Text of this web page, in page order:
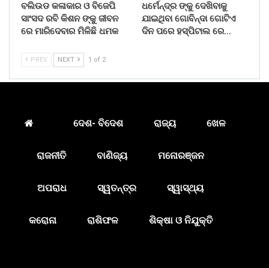
ବଲିଉଡ କଳାକାର ଓ ବିଜେପି
ସାଂସଦ ରବି କିଶନ ଙ୍କୁ ଜୀବନ
ରେ ମାରିଦେବାର ମିଳିଛି ଧମକ
ଧର୍ମେନ୍ଦ୍ର ଙ୍କୁ ଦେଖିବାକୁ
ଯାଇଥିବା ଗୋବିନ୍ଦା ଗୋଟିଏ
ଦିନ ପରେ ହସ୍ପିଟାଲ ରେ…
PREV NEXT 1 of 2
ଦେଶ- ବିଦେଶ ରାଜ୍ୟ ଖେଳ
ରାଜନୀତି ବାଣିଜ୍ୟ ମନୋରଞ୍ଜନ
ଅପରାଧ ସ୍ୱତନ୍ତ୍ର ସ୍ୱାସ୍ଥ୍ୟ
କରୋନା ରାଶିଫଳ ଶିକ୍ଷା ଓ ନିଯୁକ୍ତି